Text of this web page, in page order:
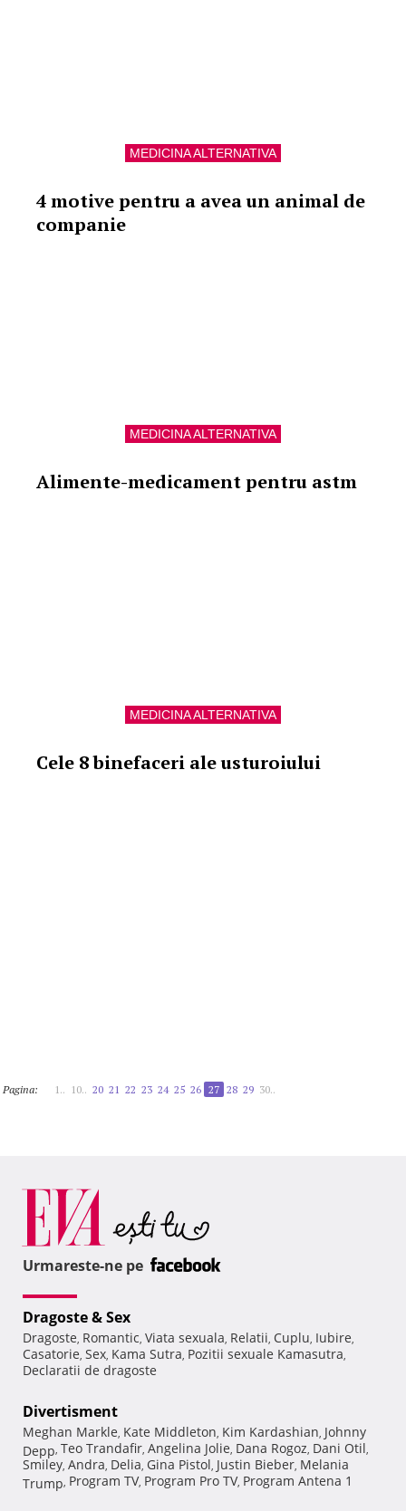
MEDICINA ALTERNATIVA
4 motive pentru a avea un animal de
companie
MEDICINA ALTERNATIVA
Alimente-medicament pentru astm
MEDICINA ALTERNATIVA
Cele 8 binefaceri ale usturoiului
Pagina: 1.. 10.. 20 21 22 23 24 25 26 27 28 29 30..
Urmareste-ne pe
Dragoste & Sex
Dragoste, Romantic, Viata sexuala, Relatii, Cuplu, Iubire,
Casatorie, Sex, Kama Sutra, Pozitii sexuale Kamasutra,
Declaratii de dragoste
Divertisment
Meghan Markle, Kate Middleton, Kim Kardashian, Johnny
Depp, Teo Trandafir, Angelina Jolie, Dana Rogoz, Dani Otil,
Smiley, Andra, Delia, Gina Pistol, Justin Bieber, Melania
Trump, Program TV, Program Pro TV, Program Antena 1